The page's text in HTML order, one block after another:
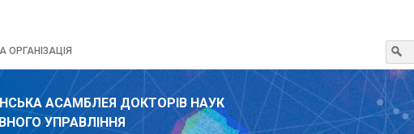
АСАМБЛЕЯ ДОКТОРІВ НАУК
УПРАВЛІННЯ